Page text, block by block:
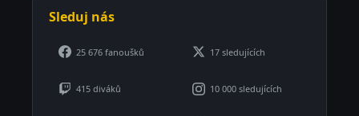
Sleduj nás
25 676 fanoušků 17 sledujících
415 diváků 10 000 sledujících